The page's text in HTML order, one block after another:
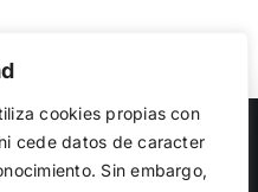
cookies propias con
cede datos de caracter
Sin embargo,
| All Rights Reserved
TwitterInstagram
su uso y mejorar
todas las cookies,
sus preferencias.